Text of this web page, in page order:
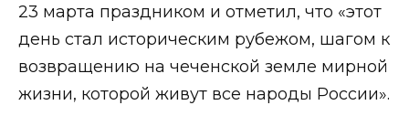
23 марта праздником и отметил, что «этот
день стал историческим рубежом, шагом к
возвращению на чеченской земле мирной
жизни, которой живут все народы России».